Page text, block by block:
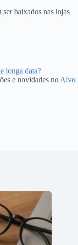
baixados nas lojas
longa data?
e novidades no Alvo